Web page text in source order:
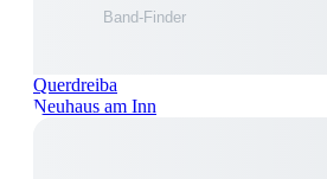
Querdreiba
Neuhaus am Inn